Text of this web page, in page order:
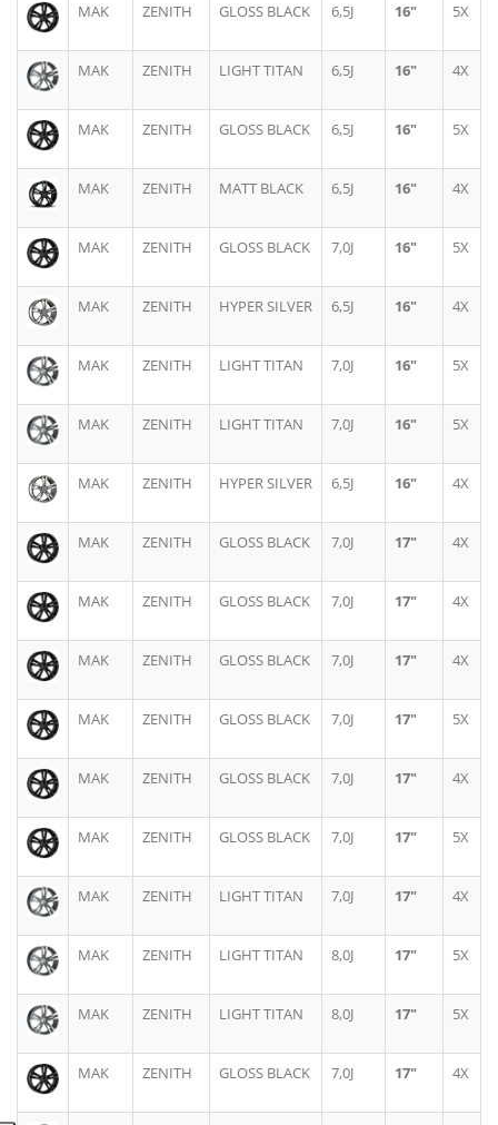
MAK ZENITH GLOSS BLACK 6,5J 16" 5X
MAK ZENITH LIGHT TITAN 6,5J 16" 4X
MAK ZENITH GLOSS BLACK 6,5J 16" 5X
MAK ZENITH MATT BLACK 6,5J 16" 4X
MAK ZENITH GLOSS BLACK 7,0J 16" 5X
MAK ZENITH HYPER SILVER 6,5J 16" 4X
MAK ZENITH LIGHT TITAN 7,0J 16" 5X
MAK ZENITH LIGHT TITAN 7,0J 16" 5X
MAK ZENITH HYPER SILVER 6,5J 16" 4X
MAK ZENITH GLOSS BLACK 7,0J 17" 4X
MAK ZENITH GLOSS BLACK 7,0J 17" 4X
MAK ZENITH GLOSS BLACK 7,0J 17" 4X
MAK ZENITH GLOSS BLACK 7,0J 17" 5X
MAK ZENITH GLOSS BLACK 7,0J 17" 4X
MAK ZENITH GLOSS BLACK 7,0J 17" 5X
MAK ZENITH LIGHT TITAN 7,0J 17" 4X
MAK ZENITH LIGHT TITAN 8,0J 17" 5X
MAK ZENITH LIGHT TITAN 8,0J 17" 5X
MAK ZENITH GLOSS BLACK 7,0J 17" 4X